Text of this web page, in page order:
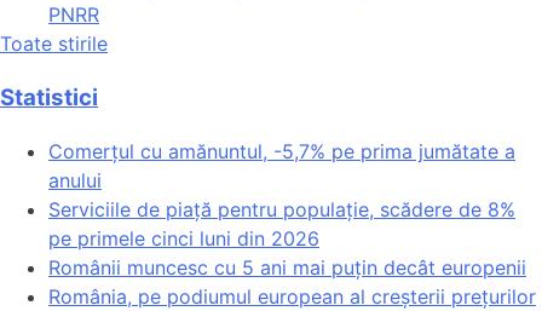
PNRR
Toate stirile
Statistici
Comerțul cu amănuntul, -5,7% pe prima jumătate a
anului
Serviciile de piață pentru populație, scădere de 8%
pe primele cinci luni din 2026
Românii muncesc cu 5 ani mai puțin decât europenii
România, pe podiumul european al creșterii prețurilor